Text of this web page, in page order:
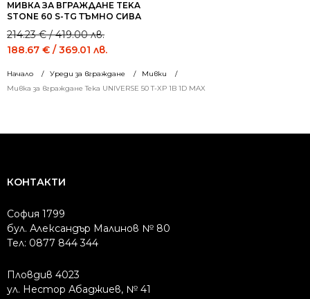
Начало Уреди за вграждане
Мивки
Мивка за вграждане Teka UNIVERSE 50 T-XP 1B 1D MAX
МИВКА ЗА ВГРАЖДАНЕ TEKA
STONE 60 S-TG ТЪМНО СИВА
214.23€/ 419.00 лв.
Original
price
214.23 €
/
188.67 € / 369.01 лв.
Current
price
188.67 €
/
КОНТАКТИ
София 1799
бул. Александър Малинов № 80
Тел: 0877 844 344
Пловдив 4023
ул. Нестор Абаджиев, № 41